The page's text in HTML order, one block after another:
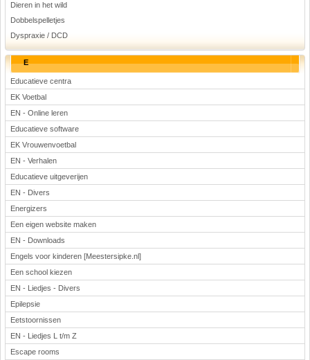
Dieren in het wild
Dobbelspelletjes
Dyspraxie / DCD
E
Educatieve centra
EK Voetbal
EN - Online leren
Educatieve software
EK Vrouwenvoetbal
EN - Verhalen
Educatieve uitgeverijen
EN - Divers
Energizers
Een eigen website maken
EN - Downloads
Engels voor kinderen [Meestersipke.nl]
Een school kiezen
EN - Liedjes - Divers
Epilepsie
Eetstoornissen
EN - Liedjes L t/m Z
Escape rooms